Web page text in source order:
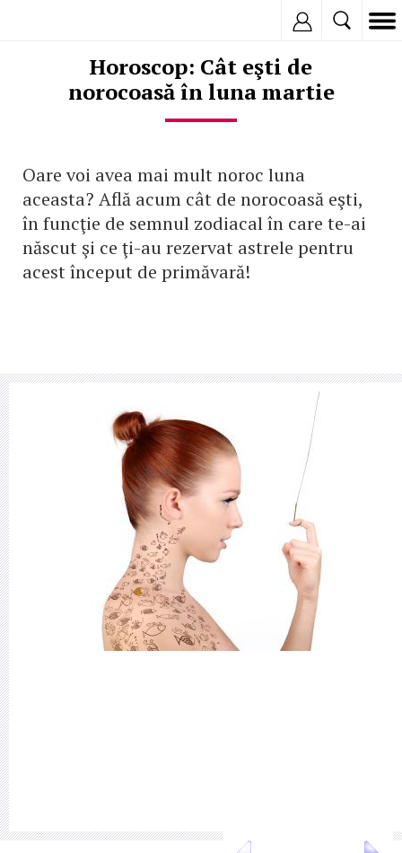
Horoscop: Cât eşti de
norocoasă în luna martie
Oare voi avea mai mult noroc luna
aceasta? Află acum cât de norocoasă eşti,
în funcţie de semnul zodiacal în care te-ai
născut şi ce ţi-au rezervat astrele pentru
acest început de primăvară!